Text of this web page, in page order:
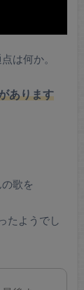
は何か。
あります
歌を
たようでし